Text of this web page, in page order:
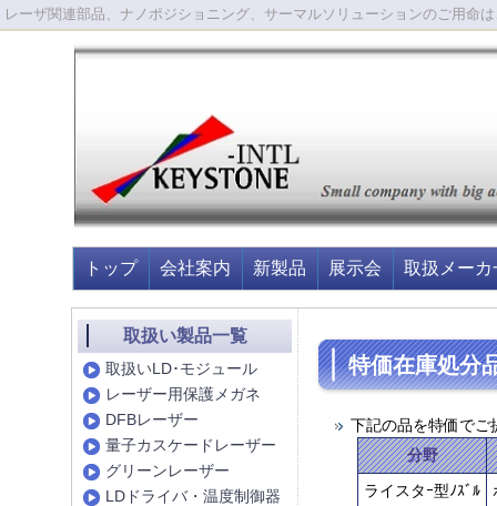
レーザ関連部品、ナノポジショニング、サーマルソリューションのご用命
トップ 会社案内 新製品 展示会 取扱メーカ
特価在庫処分
下記の品を特価でご
分野
ライスタｰ型ﾉｽﾞﾙ
取扱い製品一覧
取扱いLD･モジュール
レーザー用保護メガネ
DFBレーザー
量子カスケードレーザー
グリーンレーザー
LDドライバ・温度制御器